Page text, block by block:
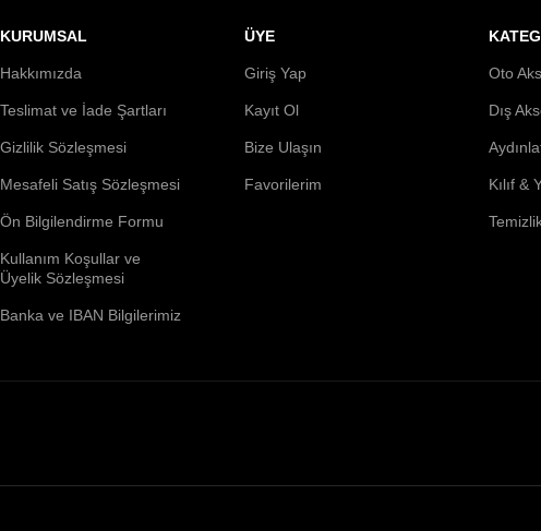
KURUMSAL
Hakkımızda
Teslimat ve İade Şartları
Gizlilik Sözleşmesi
Mesafeli Satış Sözleşmesi
Ön Bilgilendirme Formu
Kullanım Koşullar ve
Üyelik Sözleşmesi
Banka ve IBAN Bilgilerimiz
ÜYE
Giriş Yap
Kayıt Ol
Bize Ulaşın
Favorilerim
Oto
Dış
Kılıf &